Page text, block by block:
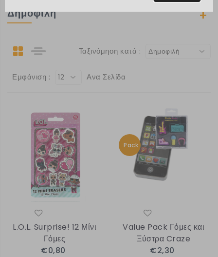
Δημοφιλή
Ταξινόμηση κατά : Δημοφιλή
Εμφάνιση : 12 Ανα Σελίδα
L.O.L. Surprise! 12 Μίνι
Γόμες
€0,80
Pack
Value Pack Γόμες και
Ξύστρα Craze
€2,30